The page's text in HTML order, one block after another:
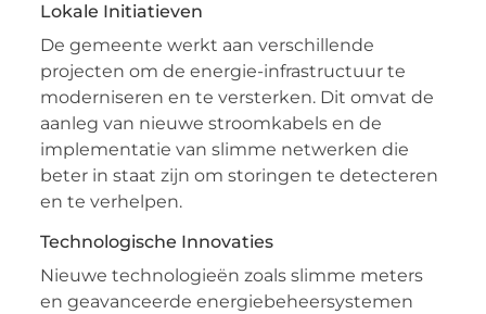
Lokale Initiatieven
De gemeente werkt aan verschillende
projecten om de energie-infrastructuur te
moderniseren en te versterken. Dit omvat de
aanleg van nieuwe stroomkabels en de
implementatie van slimme netwerken die
beter in staat zijn om storingen te detecteren
en te verhelpen.
Technologische Innovaties
Nieuwe technologieën zoals slimme meters
en geavanceerde energiebeheersystemen